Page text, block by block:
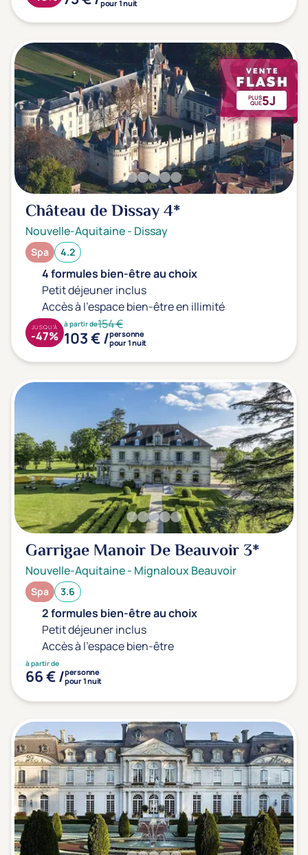
pour 1 nuit
PLUS
QUE5J
Château de Dissay4*
Nouvelle-Aquitaine- Dissay
Spa 4.2
4 formules bien-être au choix
Petit déjeuner inclus
Accès à l'espace bien-être en illimité
à partir de154 €
103 € /personne
pour 1 nuit
JUSQU'À
-47%
Garrigae Manoir De Beauvoir3*
Nouvelle-Aquitaine- Mignaloux Beauvoir
Spa 3.6
2 formules bien-être au choix
Petit déjeuner inclus
Accès à l'espace bien-être
à partir de
66 € /personne
pour 1 nuit